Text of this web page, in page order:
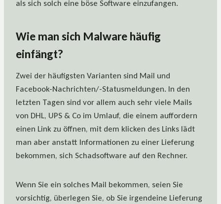
als sich solch eine böse Software einzufangen.
Wie man sich Malware häufig
einfängt?
Zwei der häufigsten Varianten sind Mail und
Facebook-Nachrichten/-Statusmeldungen. In den
letzten Tagen sind vor allem auch sehr viele Mails
von DHL, UPS & Co im Umlauf, die einem auffordern
einen Link zu öffnen, mit dem klicken des Links lädt
man aber anstatt Informationen zu einer Lieferung
bekommen, sich Schadsoftware auf den Rechner.
Wenn Sie ein solches Mail bekommen, seien Sie
vorsichtig, überlegen Sie, ob Sie irgendeine Lieferung